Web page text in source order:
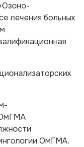
лечения больных
ОмГМА
ОмГМА.